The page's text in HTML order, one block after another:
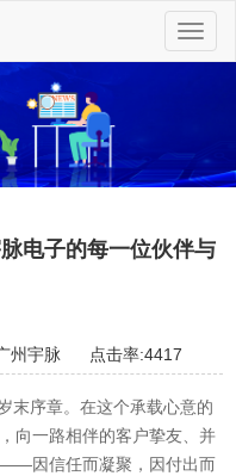
切
换
电子的每一位伙伴与
州宇脉 点击率:4417
序章。在这个承载心意的
向一路相伴的客户挚友、并
——因信任而凝聚，因付出而